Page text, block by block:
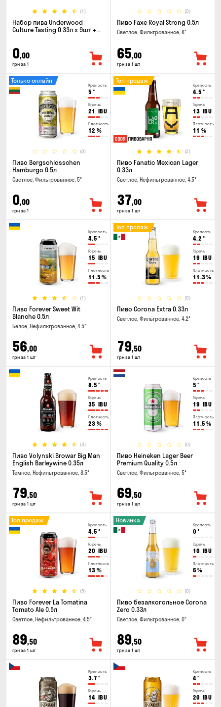
(1)
Набор пива Underwood
Culture Tasting 0.33л x 9шт +
0,00
грн за 1
(0)
Пиво Faxe Royal Strong 0.5л
Светлое, Фильтрованное, 8°
65,00
грн за 1 шт
Крепость
5 °
Горечь
21 IBU
Плотность
12 %
(0)
Только онлайн
Пиво Bergschlosschen
Hamburgo 0.5л
Светлое, Фильтрованное, 5°
0,00
грн за 1
Крепость
4.5 °
Горечь
13 IBU
Плотность
11 %
(2)
Топ продаж
Пиво Fanatic Mexican Lager
0.33л
Светлое, Нефильтрованное, 4.5°
37,00
грн за 1 шт
Крепость
4.5 °
Горечь
15 IBU
Плотность
11.5 %
(1)
Пиво Forever Sweet Wit
Blanche 0.5л
Белое, Нефильтрованное, 4.5°
56,00
грн за 1 шт
Крепость
4.2 °
Горечь
19 IBU
Плотность
11.3%
(0)
Топ продаж
Пиво Corona Extra 0.33л
Светлое, Фильтрованное, 4.2°
79,50
грн за 1 шт
Крепость
8.5 °
Горечь
35 IBU
Плотность
23 %
(3)
Пиво Volynski Browar Big Man
English Barleywine 0.35л
Темное, Нефильтрованное, 8.5°
79,50
грн за 1 шт
Крепость
5 °
Горечь
19 IBU
Плотность
11.5 %
(0)
Пиво Heineken Lager Beer
Premium Quality 0.5л
Светлое, Фильтрованное, 5°
69,50
грн за 1 шт
Крепость
4.5 °
Горечь
20 IBU
Плотность
13 %
(5)
Топ продаж
Пиво Forever La Tomatina
Tomato Ale 0.5л
Светлое, Нефильтрованное, 4.5°
89,50
грн за 1 шт
Крепость
0 °
Горечь
10 IBU
Плотность
6 %
(0)
Новинка
Пиво безалкогольное Corona
Zero 0.33л
Светлое, Фильтрованное, 0°
89,50
грн за 1 шт
Крепость
3.7 °
Горечь
14 IBU
Крепость
4°
Горечь
20 IBU